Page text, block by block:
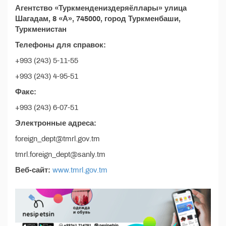
Агентство «Туркмендениздеряёллары» улица
Шагадам, 8 «А», 745000, город Туркменбаши,
Туркменистан
Телефоны для справок:
+993 (243) 5-11-55
+993 (243) 4-95-51
Факс:
+993 (243) 6-07-51
Электронные адреса:
foreign_dept@tmrl.gov.tm
tmrl.foreign_dept@sanly.tm
Веб-сайт: www.tmrl.gov.tm